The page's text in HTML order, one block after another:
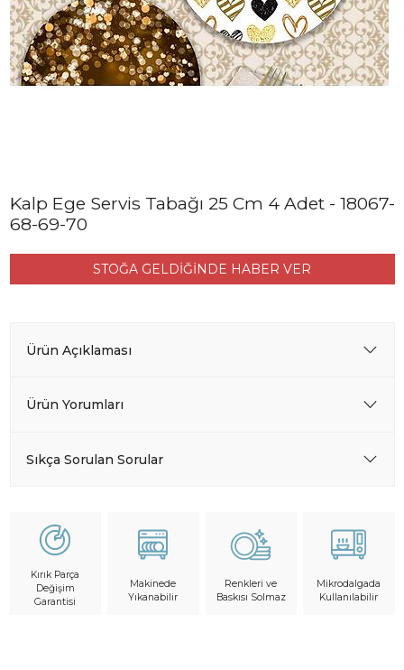
Kalp Ege Servis Tabağı 25 Cm 4 Adet - 18067-
68-69-70
STOĞA GELDİĞİNDE HABER VER
Ürün Açıklaması
Ürün Yorumları
Sıkça Sorulan Sorular
Kırık Parça
Değişim
Garantisi
Makinede
Yıkanabilir
Renkleri ve
Baskısı Solmaz
Mikrodalgada
Kullanılabilir